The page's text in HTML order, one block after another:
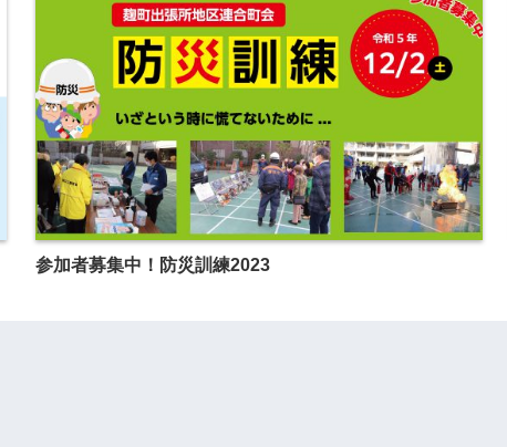
参加者募集中！防災訓練2023